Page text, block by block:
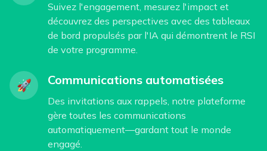
Suivez l'engagement, mesurez l'impact et
découvrez des perspectives avec des tableaux
de bord propulsés par l'IA qui démontrent le RSI
de votre programme.
🚀 Communications automatisées
Des invitations aux rappels, notre plateforme
gère toutes les communications
automatiquement—gardant tout le monde
engagé.